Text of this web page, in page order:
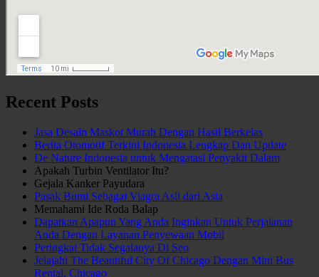
Recent Posts
Jasa Desain Maskot Murah Dengan Hasil Berkelas
Berita Otomotif Terkini Indonesia Lengkap Dan Update
De Nature Indonesia untuk Mengatasi Penyakit Dalam
Apakah Turbin Ventilator Itu?
Gejala Kanker Payudara
Pasak Bumi Sebagai Viagra Asli dari Asia
Memahami Ide Roda Balap
Dapatkan Apapun Yang Anda Inginkan Untuk Perjalanan
Anda Dengan Layanan Penyewaan Mobil
Peringkat Tidak Segalanya Di Seo
Jelajahi The Beautiful City Of Chicago Dengan Mini Bus
Rental, Chicago